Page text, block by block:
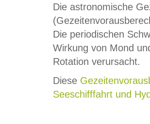
Die astronomische
Die periodischen
Wirkung von Mond
Rotation verursacht.
Diese
Seeschifffahrt und